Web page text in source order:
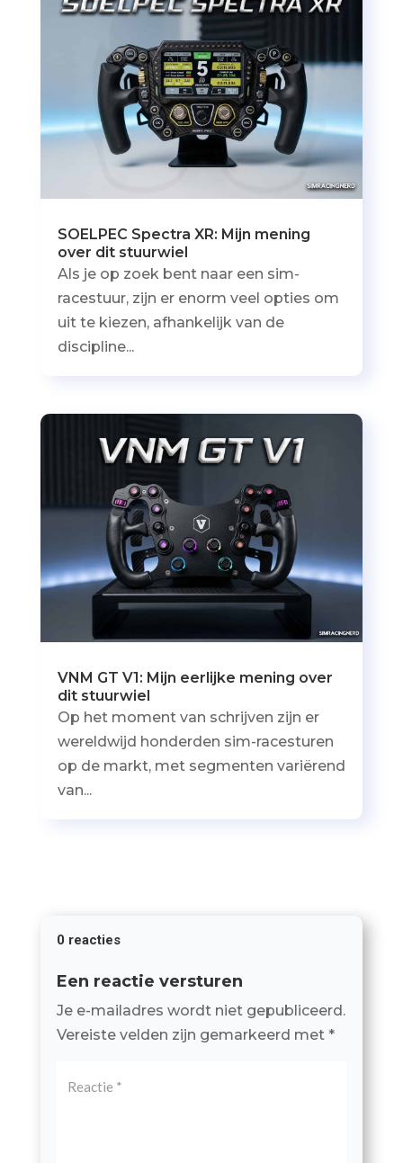
SOELPEC Spectra XR: Mijn mening
over dit stuurwiel
Als je op zoek bent naar een sim-
racestuur, zijn er enorm veel opties om
uit te kiezen, afhankelijk van de
discipline...
VNM GT V1: Mijn eerlijke mening over
dit stuurwiel
Op het moment van schrijven zijn er
wereldwijd honderden sim-racesturen
op de markt, met segmenten variërend
van...
0 reacties
Een reactie versturen
Je e-mailadres wordt niet gepubliceerd.
Vereiste velden zijn gemarkeerd met *